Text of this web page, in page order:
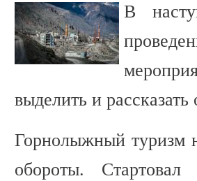
В
выделить и
Горнолыжный туризм
обороты.